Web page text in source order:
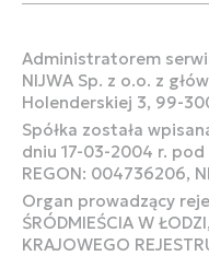
Administratorem
NIJWA Sp. z o.o. z
Holenderskiej 3, 99-
Spółka została
dniu 17-03-2004 r. pod
REGON: 004736206,
Organ prowadzący
ŚRÓDMIEŚCIA W
KRAJOWEGO